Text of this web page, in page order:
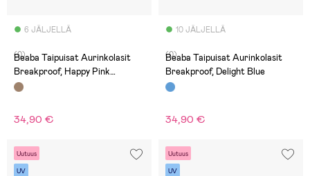
6 JÄLJELLÄ
(0)
Beaba Taipuisat Aurinkolasit
Breakproof, Happy Pink
Tortoise
34,90 €
10 JÄLJELLÄ
(0)
Beaba Taipuisat Aurinkolasit
Breakproof, Delight Blue
34,90 €
Uutuus
UV
Uutuus
UV